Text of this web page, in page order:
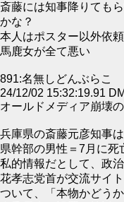
斎藤には知事降りても
かな？
本人はポスター以外依
馬鹿女が全て悪い
891:名無しどんぶらこ
24/12/02 15:32:19.91
オールドメディア崩壊
兵庫県の斎藤元彦知事
県幹部の男性＝7月に死
私的情報だとして、政
花孝志党首が交流サイ
ついて、「本物かどう